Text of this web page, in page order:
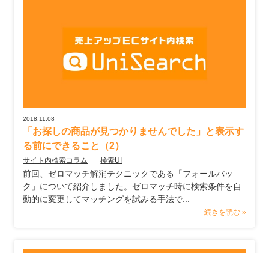
2018.11.08
「お探しの商品が見つかりませんでした」と表示す
る前にできること（2）
サイト内検索コラム 検索UI
前回、ゼロマッチ解消テクニックである「フォールバッ
ク」について紹介しました。ゼロマッチ時に検索条件を自
動的に変更してマッチングを試みる手法で...
続きを読む »